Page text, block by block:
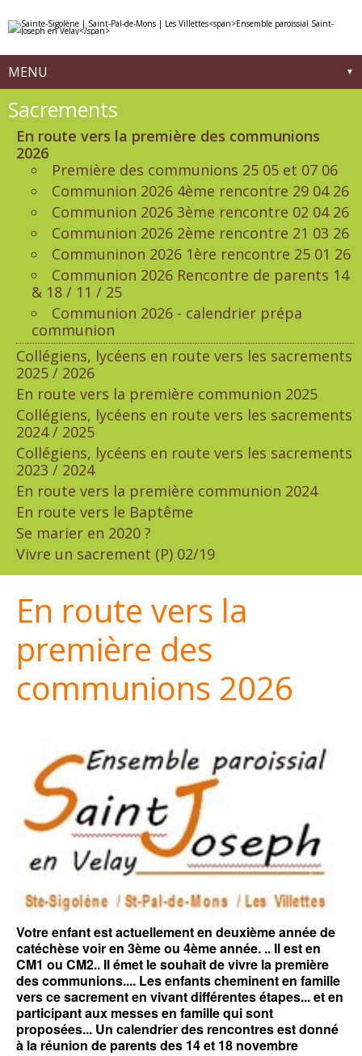
contenu.
la
MENU
Navigation
Sacrements
En route vers la première des communions
2026
Première des communions 25 05 et 07 06
Communion 2026 4ème rencontre 29 04 26
Communion 2026 3ème rencontre 02 04 26
Communion 2026 2ème rencontre 21 03 26
Communinon 2026 1ère rencontre 25 01 26
Communion 2026 Rencontre de parents 14
& 18 / 11 / 25
Communion 2026 - calendrier prépa
communion
Collégiens, lycéens en route vers les sacrements
2025 / 2026
En route vers la première communion 2025
Collégiens, lycéens en route vers les sacrements
2024 / 2025
Collégiens, lycéens en route vers les sacrements
2023 / 2024
En route vers la première communion 2024
En route vers le Baptême
Se marier en 2020 ?
Vivre un sacrement (P) 02/19
En route vers la
première des
communions 2026
Votre enfant est actuellement en deuxième année de
catéchèse voir en 3ème ou 4ème année. .. Il est en
CM1 ou CM2.. Il émet le souhait de vivre la première
des communions.... Les enfants cheminent en famille
vers ce sacrement en vivant différentes étapes... et en
participant aux messes en famille qui sont
proposées... Un calendrier des rencontres est donné
à la réunion de parents des 14 et 18 novembre